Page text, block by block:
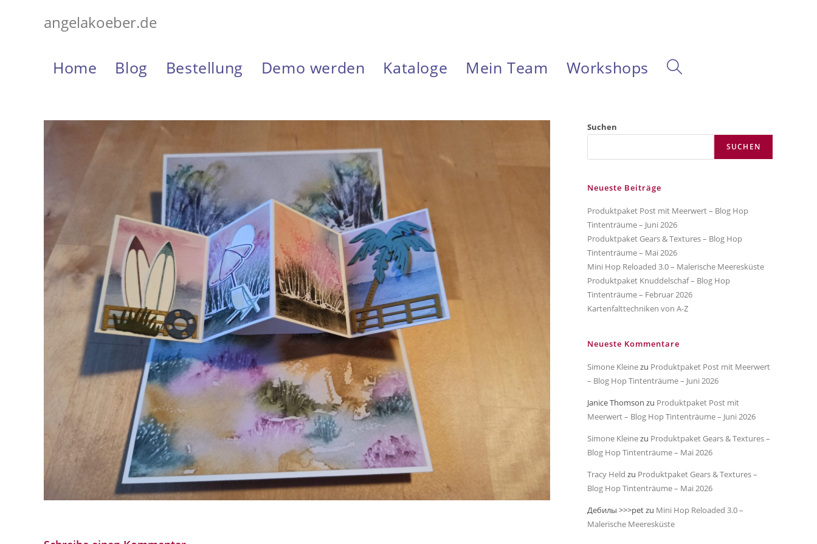
angelakoeber.de
Home Blog Bestellung Demo werden Kataloge Mein Team Workshops Website-
umschalten
Suchen
SUCHEN
Neueste Beiträge
Produktpaket Post mit Meerwert – Blog Hop
Tintenträume – Juni 2026
Produktpaket Gears & Textures – Blog Hop
Tintenträume – Mai 2026
Mini Hop Reloaded 3.0 – Malerische Meeresküste
Produktpaket Knuddelschaf – Blog Hop
Tintenträume – Februar 2026
Kartenfalttechniken von A-Z
Neueste Kommentare
Simone Kleinezu Produktpaket Post mit Meerwert
– Blog Hop Tintenträume – Juni 2026
Janice Thomson zu Produktpaket Post mit
Meerwert – Blog Hop Tintenträume – Juni 2026
Simone Kleinezu Produktpaket Gears & Textures –
Blog Hop Tintenträume – Mai 2026
Tracy Held zu Produktpaket Gears & Textures –
Blog Hop Tintenträume – Mai 2026
Дебилы >>>petzu Mini Hop Reloaded 3.0 –
Malerische Meeresküste